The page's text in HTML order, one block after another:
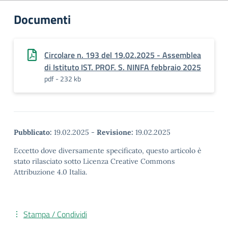
Documenti
Circolare n. 193 del 19.02.2025 - Assemblea
di Istituto IST. PROF. S. NINFA febbraio 2025
pdf - 232 kb
Pubblicato: 19.02.2025 - Revisione: 19.02.2025
Eccetto dove diversamente specificato, questo articolo è
stato rilasciato sotto Licenza Creative Commons
Attribuzione 4.0 Italia.
Stampa / Condividi